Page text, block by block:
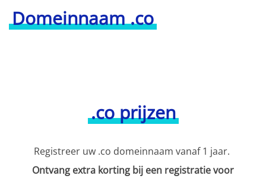
Domeinnaam .co
.co prijzen
Registreer uw .co domeinnaam vanaf 1 jaar.
Ontvang extra korting bij een registratie voor